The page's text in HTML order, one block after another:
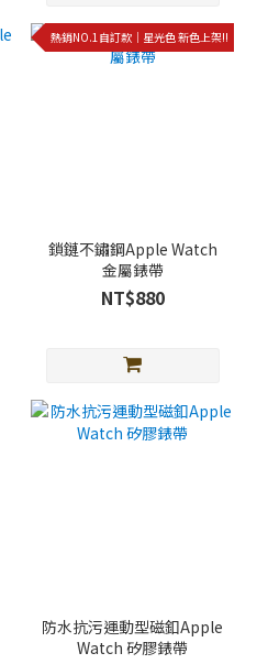
熱銷NO.1自訂款｜星光色 新色上架!!
鎖鏈不鏽鋼Apple Watch
金屬錶帶
NT$880
防水抗污運動型磁釦Apple
Watch 矽膠錶帶